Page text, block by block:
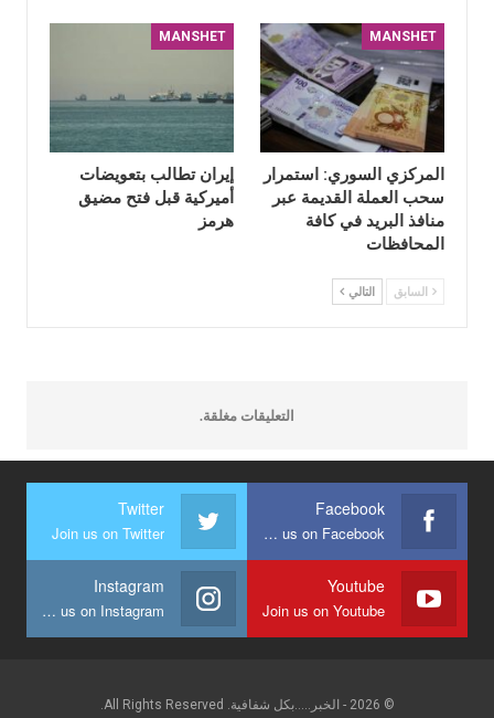
MANSHET
المركزي السوري: استمرار
سحب العملة القديمة عبر
منافذ البريد في كافة
المحافظات
MANSHET
إيران تطالب بتعويضات
أميركية قبل فتح مضيق
هرمز
السابق التالي
التعليقات مغلقة.
Facebook
Join us on Facebook
Twitter
Join us on Twitter
Youtube
Join us on Youtube
Instagram
Join us on Instagram
© 2026 - الخبر.....بكل شفافية. All Rights Reserved.